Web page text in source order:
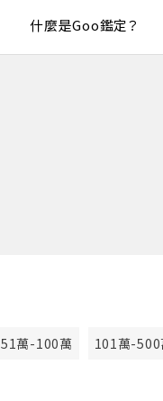
什麼是Goo鑑定？
51萬-100萬 101萬-500